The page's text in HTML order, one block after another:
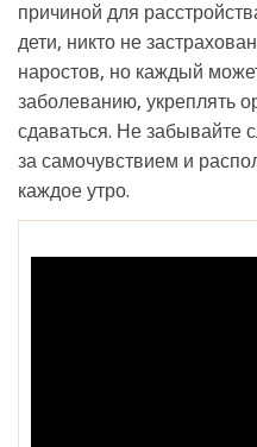
причиной для
дети, никто не
наростов, но каждый
заболеванию, укреплять
сдаваться. Не забывайте
за самочувствием и
каждое утро.